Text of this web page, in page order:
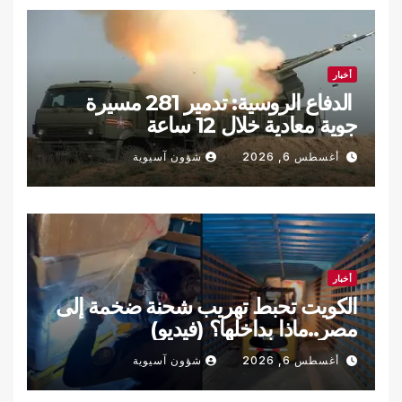
أخبار
الدفاع الروسية: تدمير 281 مسيرة
جوية معادية خلال 12 ساعة
أغسطس 6, 2026 شؤون آسيوية
أخبار
الكويت تحبط تهريب شحنة ضخمة إلى
مصر..ماذا بداخلها؟ (فيديو)
أغسطس 6, 2026 شؤون آسيوية